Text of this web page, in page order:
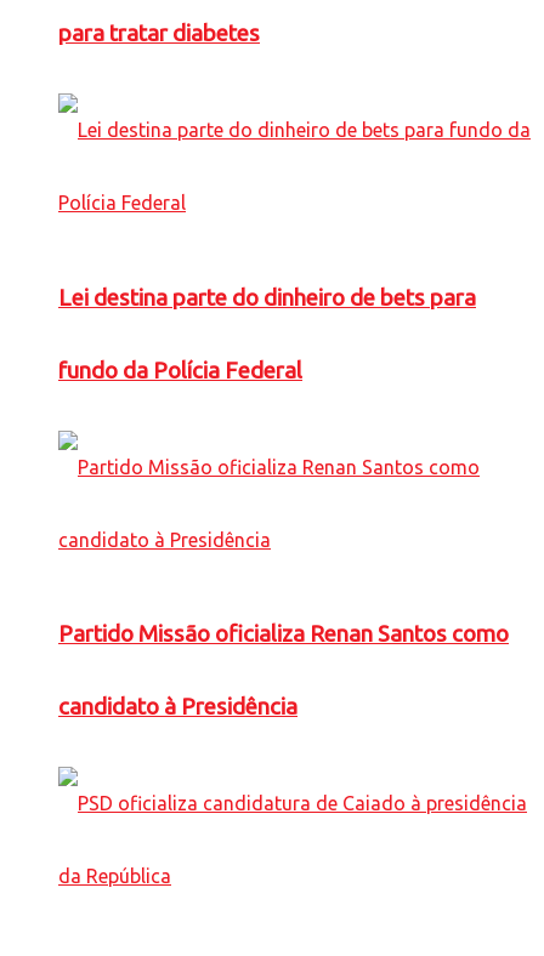
para tratar diabetes
Lei destina parte do dinheiro de bets para
fundo da Polícia Federal
Partido Missão oficializa Renan Santos como
candidato à Presidência